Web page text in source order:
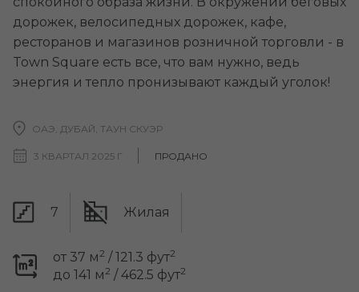
дорожек, велосипедных дорожек, кафе,
ресторанов и магазинов розничной торговли - в
Town Square есть все, что вам нужно, ведь
энергия и тепло пронизывают каждый уголок!
ОАЭ, ДУБАЙ, ТАУН СКУЭР
3 КВАРТАЛ 2025 Г ПРОДАНО
7 Жилая
от 37 м2 / 121.3 фут2
до 141 м2 / 462.5 фут2